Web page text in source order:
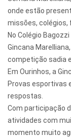
onde estão
missões, colégios,
No Colégio
Gincana
competição sadia
Em Ourinhos, a
Provas esportivas
respostas.
Com participação
atividades com
momento muito